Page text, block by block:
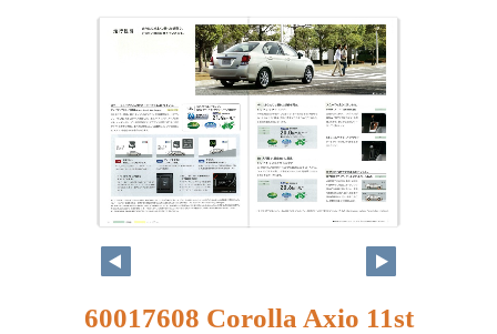
60017608 Corolla Axio 11st